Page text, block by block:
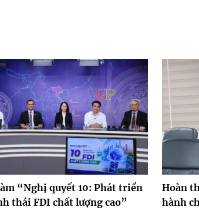
“Nghị quyết 10: Phát triển
thái FDI chất lượng cao”
Hoàn
hành